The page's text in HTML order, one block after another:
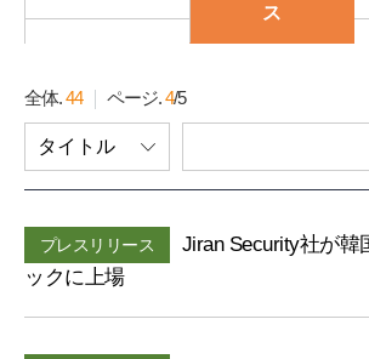
ス
全体.44 ページ.4/5
索
ー
タイトル
プレスリリース
Jiran Security社が韓
ックに上場